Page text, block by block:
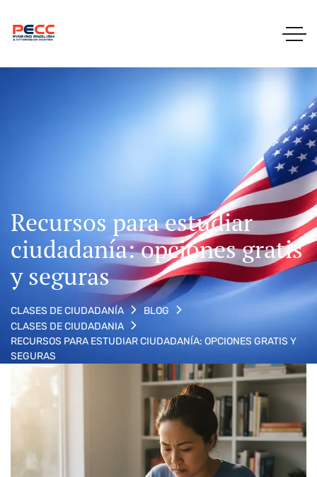
Recursos para estudiar
ciudadanía: opciones gratis
y seguras
CLASES DE CIUDADANÍA
BLOG
CLASES DE CIUDADANIA
RECURSOS PARA ESTUDIAR CIUDADANÍA: OPCIONES GRATIS Y
SEGURAS